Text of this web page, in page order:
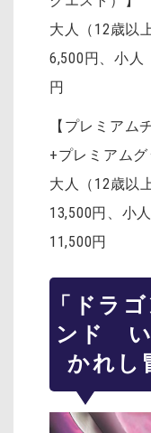
大人（12歳以
6,500円、小人
円
【プレミアム
+プレミアムグ
大人（12歳以
13,500円、小
11,500円
「ドラ
ンド い
かれし